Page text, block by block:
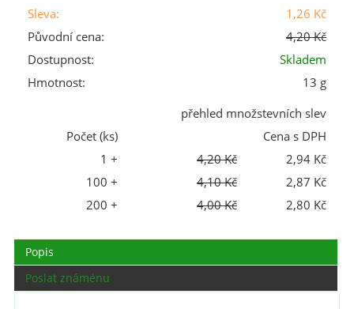
Sleva:
1,26 Kč
Původní cena:
4,20 Kč
Dostupnost:
Skladem
Hmotnost:
13 g
přehled množstevních slev
Počet (ks)
Cena s DPH
1 +
4,20 Kč
2,94 Kč
100 +
4,10 Kč
2,87 Kč
200 +
4,00 Kč 2,80 Kč
Popis
Poslat známénu